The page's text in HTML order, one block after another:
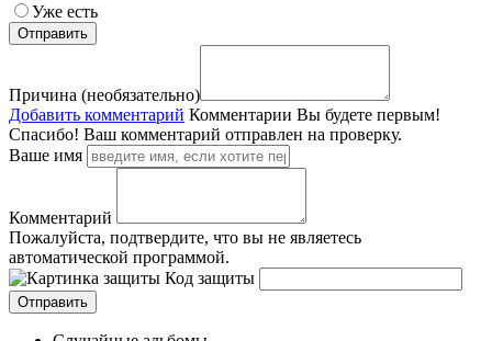
Уже есть
Причина (необязательно)
Добавить комментарий Комментарии Вы будете первым!
Спасибо! Ваш комментарий отправлен на проверку.
Ваше имя
Комментарий
Пожалуйста, подтвердите, что вы не являетесь
автоматической программой.
Код защиты